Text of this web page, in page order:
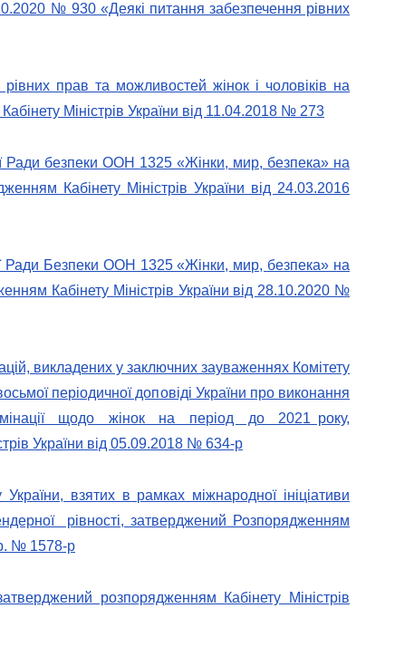
№ 930 «Деякі питання забезпечення рівних
прав та можливостей жінок і чоловіків на
Міністрів України від 11.04.2018 № 273
Ради безпеки ООН 1325 «Жінки, мир, безпека» на
Кабінету Міністрів України від 24.03.2016
Ради Безпеки ООН 1325 «Жінки, мир, безпека» на
Кабінету Міністрів України від 28.10.2020 №
викладених у заключних зауваженнях Комітету
періодичної доповіді України про виконання
щодо жінок на період до 2021 року,
України від 05.09.2018 № 634-р
взятих в рамках міжнародної ініціативи
рівності, затверджений Розпорядженням
р. № 1578-р
розпорядженням Кабінету Міністрів